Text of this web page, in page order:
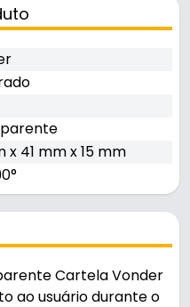
x 41 mm x 15 mm
Cartela Vonder
ao usuário durante o